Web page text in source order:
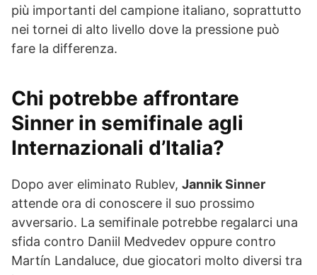
più importanti del campione italiano, soprattutto
nei tornei di alto livello dove la pressione può
fare la differenza.
Chi potrebbe affrontare
Sinner in semifinale agli
Internazionali d’Italia?
Dopo aver eliminato Rublev, Jannik Sinner
attende ora di conoscere il suo prossimo
avversario. La semifinale potrebbe regalarci una
sfida contro Daniil Medvedev oppure contro
Martín Landaluce, due giocatori molto diversi tra